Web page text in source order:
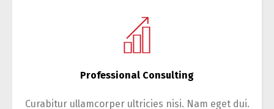
Professional Consulting
Curabitur ullamcorper ultricies nisi. Nam eget dui.